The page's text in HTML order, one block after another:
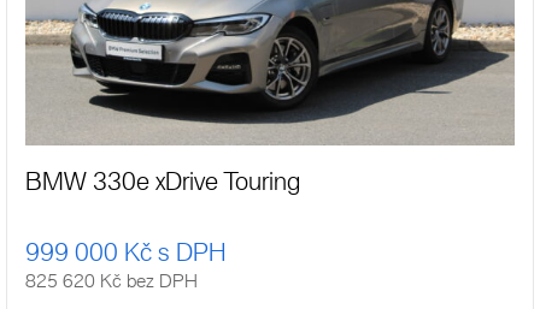
BMW 330e xDrive Touring
999 000 Kč s DPH
825 620 Kč bez DPH